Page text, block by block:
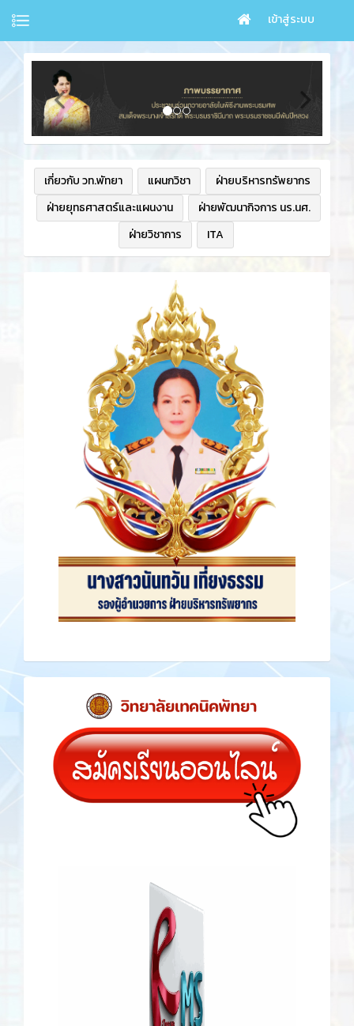
เข้าสู่ระบบ
เกี่ยวกับ วท.พัทยา แผนกวิชา
ฝ่ายบริหารทรัพยากร
ฝ่ายยุทธศาสตร์และแผนงาน
ฝ่ายพัฒนากิจการ นร.นศ.
ฝ่ายวิชาการ
ITA